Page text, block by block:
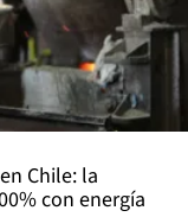
Chile: la
con energía